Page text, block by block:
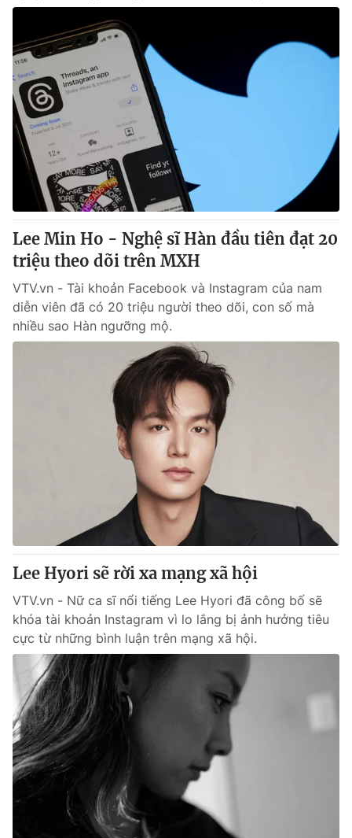
VTV Money VTV Thể thao
VTV Sức khoẻ
Thị trường 24h Tấm lòng Việt
VTV4 Vươn mình bằng AI
VTV9 VTV8
Liên hệ tòa soạn English
Đài Truyền hình Việt Nam
Thời báo VTV
Giấy phép hoạt động báo in và báo điện tử số 483/GP-BTTTT
cấp ngày 29/12/2023
Tổng Biên tập:Vũ Thanh Thủy
Phó Tổng Biên tập: Nguyễn Thị Mỹ Hạnh, Phạm Quốc Thắng,
Tổng đài VTV:
024.38 355 931 - 024.38 355 932
Ðiện thoại Thời báo VTV:024.66 897 897
Email:toasoan@vtv.vn
Liên hệ quảng cáo:
024-7300.7108
Lee Min Ho - Nghệ sĩ Hàn đầu tiên đạt 20
triệu theo dõi trên MXH
VTV.vn - Tài khoản Facebook và Instagram của nam
diễn viên đã có 20 triệu người theo dõi, con số mà
nhiều sao Hàn ngưỡng mộ.
Lee Hyori sẽ rời xa mạng xã hội
VTV.vn - Nữ ca sĩ nổi tiếng Lee Hyori đã công bố sẽ
khóa tài khoản Instagram vì lo lắng bị ảnh hưởng tiêu
cực từ những bình luận trên mạng xã hội.